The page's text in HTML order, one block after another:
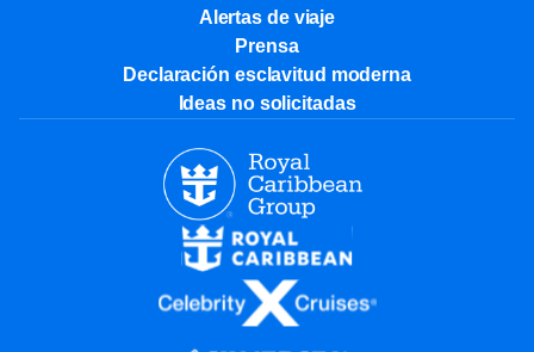
Alertas de viaje
Prensa
Declaración esclavitud moderna
Ideas no solicitadas